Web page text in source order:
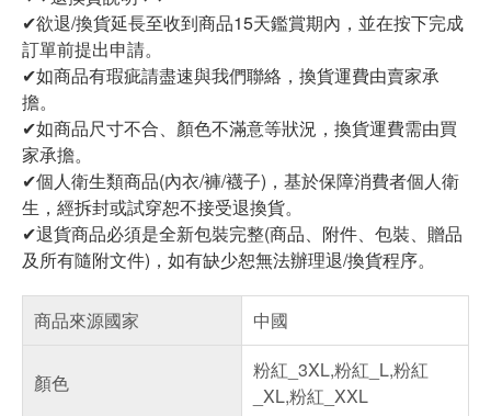
✔欲退/換貨延長至收到商品15天鑑賞期內，並在按下完成
訂單前提出申請。
✔如商品有瑕疵請盡速與我們聯絡，換貨運費由賣家承
擔。
✔如商品尺寸不合、顏色不滿意等狀況，換貨運費需由買
家承擔。
✔個人衛生類商品(內衣/褲/襪子)，基於保障消費者個人衛
生，經拆封或試穿恕不接受退換貨。
✔退貨商品必須是全新包裝完整(商品、附件、包裝、贈品
及所有隨附文件)，如有缺少恕無法辦理退/換貨程序。
商品來源國家 中國
顏色
粉紅_3XL,粉紅_L,粉紅
_XL,粉紅_XXL